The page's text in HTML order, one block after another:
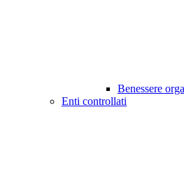
Benessere
Enti controllati